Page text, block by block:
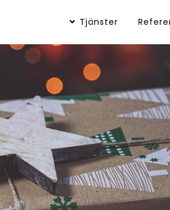
Tjänster